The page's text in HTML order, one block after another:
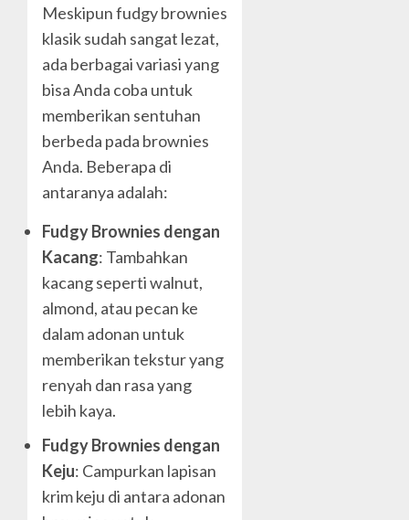
Meskipun fudgy brownies
klasik sudah sangat lezat,
ada berbagai variasi yang
bisa Anda coba untuk
memberikan sentuhan
berbeda pada brownies
Anda. Beberapa di
antaranya adalah:
Fudgy Brownies dengan
Kacang: Tambahkan
kacang seperti walnut,
almond, atau pecan ke
dalam adonan untuk
memberikan tekstur yang
renyah dan rasa yang
lebih kaya.
Fudgy Brownies dengan
Keju: Campurkan lapisan
krim keju di antara adonan